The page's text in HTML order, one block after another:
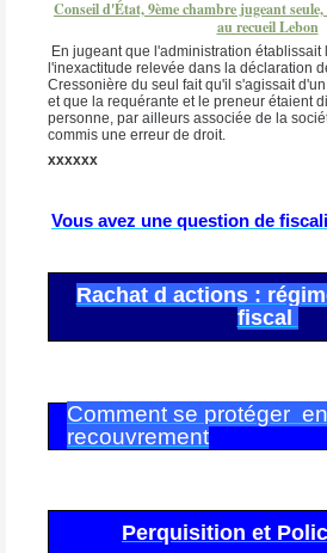
Conseil d'État, 9ème chambre jugeant
au recueil Lebon
En jugeant que l'administration
l'inexactitude relevée dans la déclaration
Cressonière du seul fait qu'il s'agissait
et que la requérante et le preneur étaient
personne, par ailleurs associée de la
commis une erreur de droit.
xxxxxx
Vous avez une question de
Rachat d actions :
fiscal
Comment se protéger
recouvrement
Perquisition et